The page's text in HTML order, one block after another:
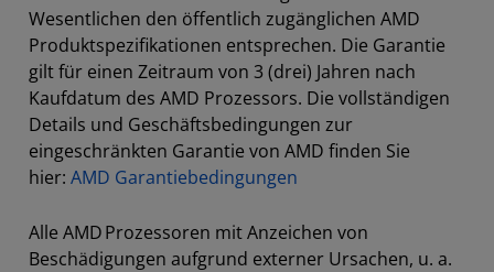
Wesentlichen den öffentlich zugänglichen AMD
Produktspezifikationen entsprechen. Die Garantie
gilt für einen Zeitraum von 3 (drei) Jahren nach
Kaufdatum des AMD Prozessors. Die vollständigen
Details und Geschäftsbedingungen zur
eingeschränkten Garantie von AMD finden Sie
hier: AMD Garantiebedingungen
Alle AMD Prozessoren mit Anzeichen von
Beschädigungen aufgrund externer Ursachen, u. a.